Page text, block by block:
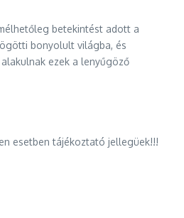
betekintést adott a
bonyolult világba, és
ezek a lenyűgöző
esetben tájékoztató jellegüek!!!